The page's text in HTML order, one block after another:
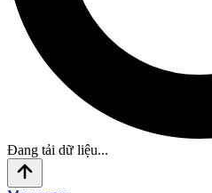
Đang tải dữ liệu...